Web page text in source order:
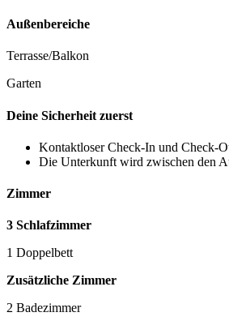
Außenbereiche
Terrasse/Balkon
Garten
Deine Sicherheit zuerst
Kontaktloser Check-In und Check-
Die Unterkunft wird zwischen den
Zimmer
3 Schlafzimmer
1 Doppelbett
Zusätzliche Zimmer
2 Badezimmer